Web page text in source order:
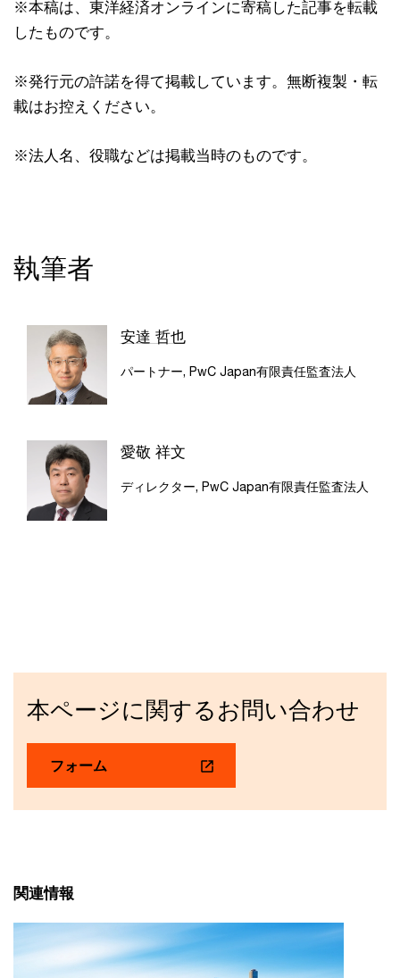
※本稿は、東洋経済オンラインに寄稿した記事を転載
したものです。
※発行元の許諾を得て掲載しています。無断複製・転
載はお控えください。
※法人名、役職などは掲載当時のものです。
執筆者
安達 哲也
パートナー, PwC Japan有限責任監査法人
愛敬 祥文
ディレクター, PwC Japan有限責任監査法人
本ページに関するお問い合わせ
フォーム
関連情報